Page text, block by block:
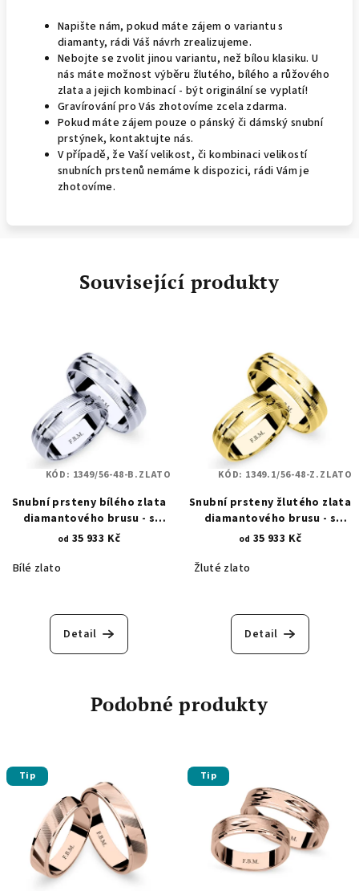
Napište nám, pokud máte zájem o variantu s
diamanty, rádi Váš návrh zrealizujeme.
Nebojte se zvolit jinou variantu, než bílou klasiku. U
nás máte možnost výběru žlutého, bílého a růžového
zlata a jejich kombinací - být originální se vyplatí!
Gravírování pro Vás zhotovíme zcela zdarma.
Pokud máte zájem pouze o pánský či dámský snubní
prstýnek, kontaktujte nás.
V případě, že Vaší velikost, či kombinaci velikostí
snubních prstenů nemáme k dispozici, rádi Vám je
zhotovíme.
Související produkty
Snubní prsteny bílého zlata
diamantového brusu - s
lesklými vzory 1349
od 35 933 Kč
Bílé zlato
Detail
KÓD: 1349/56-48-B.ZLATO
Snubní prsteny žlutého zlata
diamantového brusu - s
lesklými vzory 1349.1
od 35 933 Kč
Žluté zlato
Detail
KÓD: 1349.1/56-48-Z.ZLATO
Podobné produkty
Tip Tip